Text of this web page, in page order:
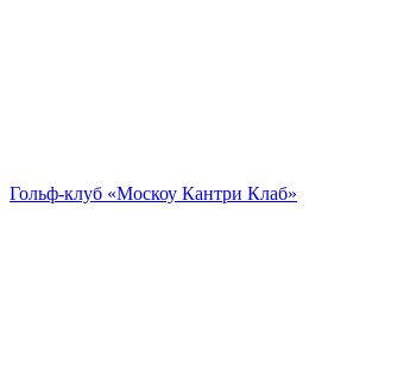
Гольф-клуб «Москоу Кантри Клаб»